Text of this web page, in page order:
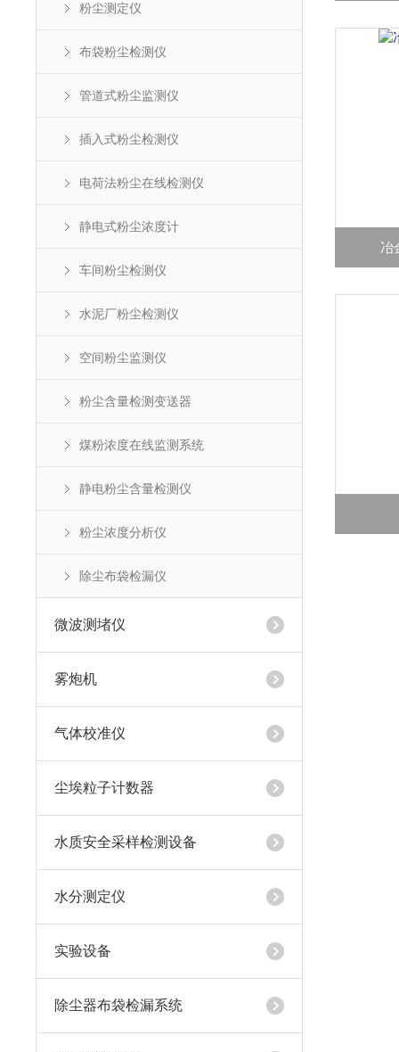
粉尘测定仪
布袋粉尘检测仪
管道式粉尘监测仪
插入式粉尘检测仪
电荷法粉尘在线检测仪
静电式粉尘浓度计
车间粉尘检测仪
水泥厂粉尘检测仪
空间粉尘监测仪
粉尘含量检测变送器
煤粉浓度在线监测系统
静电粉尘含量检测仪
粉尘浓度分析仪
除尘布袋检漏仪
微波测堵仪
雾炮机
气体校准仪
尘埃粒子计数器
水质安全采样检测设备
水分测定仪
实验设备
除尘器布袋检漏系统
冶